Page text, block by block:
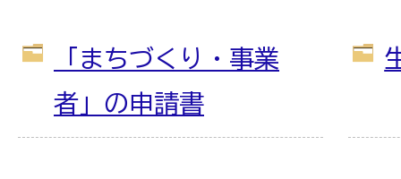
「まちづくり・事業
者」の申請書